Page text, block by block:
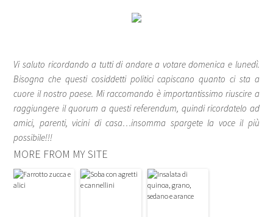
Vi saluto ricordando a tutti di andare a votare domenica e lunedì.
Bisogna che questi cosiddetti politici capiscano quanto ci sta a
cuore il nostro paese. Mi raccomando è importantissimo riuscire a
raggiungere il quorum a questi referendum, quindi ricordatelo ad
amici, parenti, vicini di casa…insomma spargete la voce il più
possibile!!!
MORE FROM MY SITE